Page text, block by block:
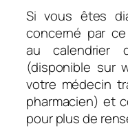
Si vous êtes
concerné par
au calendrier
(disponible sur
votre médecin
pharmacien) et
pour plus de